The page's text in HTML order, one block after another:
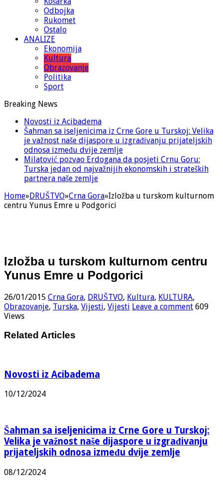
Odbojka
Rukomet
Ostalo
ANALIZE
Ekonomija
Kultura
Obrazovanje
Politika
Sport
Breaking News
Novosti iz Acibadema
Šahman sa iseljenicima iz Crne Gore u Turskoj: Velika
je važnost naše dijaspore u izgrađivanju prijateljskih
odnosa između dvije zemlje
Milatović pozvao Erdogana da posjeti Crnu Goru:
Turska jedan od najvažnijih ekonomskih i strateških
partnera naše zemlje
Home»DRUŠTVO»Crna Gora»Izložba u turskom kulturnom
centru Yunus Emre u Podgorici
Izložba u turskom kulturnom centru
Yunus Emre u Podgorici
26/01/2015 Crna Gora, DRUŠTVO, Kultura, KULTURA,
Obrazovanje, Turska, Vijesti, Vijesti Leave a comment 609
Views
Related Articles
Novosti iz Acibadema
10/12/2024
Šahman sa iseljenicima iz Crne Gore u Turskoj:
Velika je važnost naše dijaspore u izgrađivanju
prijateljskih odnosa između dvije zemlje
08/12/2024